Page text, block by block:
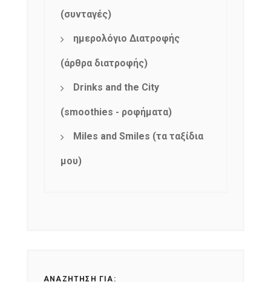
(συνταγές)
ημερολόγιο Διατροφής
(άρθρα διατροφής)
Drinks and the City
(smoothies - ροφήματα)
Miles and Smiles (τα ταξίδια
μου)
ΑΝΑΖΉΤΗΣΗ ΓΙΑ: